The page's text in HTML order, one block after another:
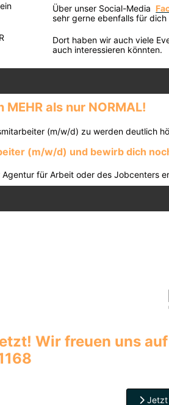
Über unser Social-Media
sehr gerne ebenfalls für dich
Dort haben wir auch viele
auch interessieren könnten.
als nur NORMAL!
(m/w/d) zu werden deutlich
(m/w/d) und bewirb dich
für Arbeit oder des Jobcenters
Wir freuen uns
Jetzt